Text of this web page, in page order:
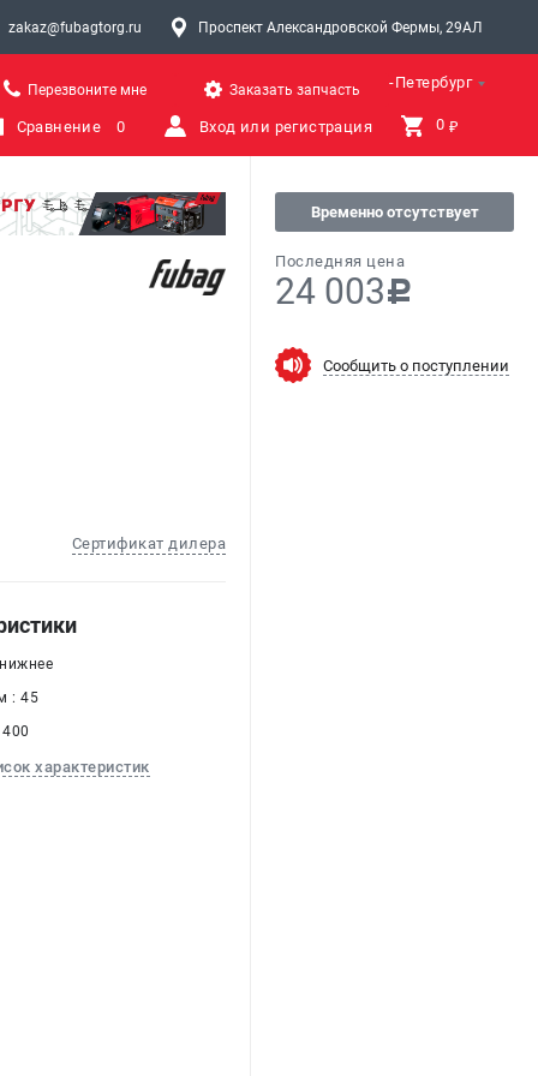
zakaz@fubagtorg.ru Проспект Александровской Фермы, 29АЛ
Санкт-Петербург
Перезвоните мне Заказать запчасть
Сравнение 0 Вход или регистрация 0 ₽
Сертификат дилера
Временно отсутствует
Последняя цена
24 003c
Сообщить о поступлении
: 45
характеристик